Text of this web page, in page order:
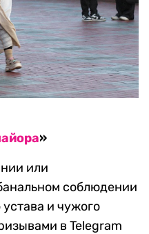
»
или
соблюдении
и чужого
в Telegram